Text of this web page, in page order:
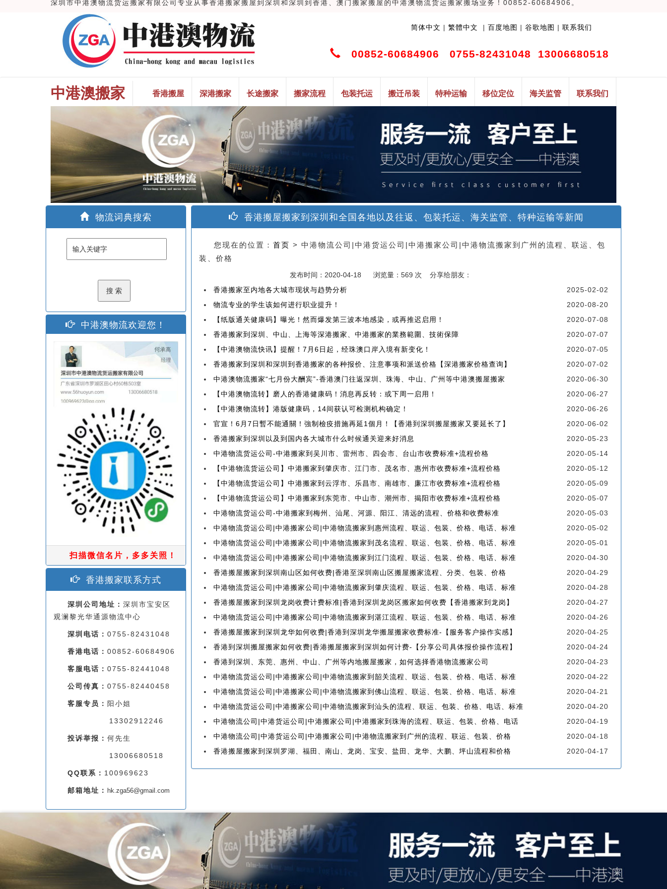
深圳市中港澳物流货运搬家有限公司专业从事香港搬家搬屋到深圳和深圳到香港、澳门搬家搬屋的中港澳物流货运搬家搬场业务！00852-60684906。
简体中文 | 繁體中文 | 百度地图 | 谷歌地图 | 联系我们
00852-60684906 0755-82431048 13006680518
中港澳搬家 香港搬屋 深港搬家 长途搬家 搬家流程 包装托运 搬迁吊装 特种运输 移位定位 海关监管 联系我们
物流词典搜索
中港澳物流欢迎您！
扫描微信名片，多多关照！
香港搬家联系方式
深圳公司地址： 深圳市宝安区
观澜黎光华通源物流中心
深圳电话： 0755-82431048
香港电话： 00852-60684906
客服电话： 0755-82441048
公司传真： 0755-82440458
客服专员： 阳小姐
13302912246
投诉举报： 何先生
13006680518
QQ联系： 100969623
邮箱地址： hk.zga56@gmail.com
香港搬屋搬家到深圳和全国各地以及往返、包装托运、海关监管、特种运输等新闻
您现在的位置： 首页 > 中港物流公司|中港货运公司|中港搬家公司|中港物流搬家到广州的流程、联运、包
装、价格
发布时间：2020-04-18 浏览量：569 次 分享给朋友：
香港搬家至内地各大城市现状与趋势分析
2025-02-02
物流专业的学生该如何进行职业提升！
2020-08-20
【纸版通关健康码】曝光！然而爆发第三波本地感染，或再推迟启用！
2020-07-08
香港搬家到深圳、中山、上海等深港搬家、中港搬家的業務範圍、技術保障
2020-07-07
【中港澳物流快讯】提醒！7月6日起，经珠澳口岸入境有新变化！
2020-07-05
香港搬家到深圳和深圳到香港搬家的各种报价、注意事项和派送价格【深港搬家价格查询】
2020-07-02
中港澳物流搬家“七月份大酬宾”-香港澳门往返深圳、珠海、中山、广州等中港澳搬屋搬家
2020-06-30
【中港澳物流转】磨人的香港健康码！消息再反转：或下周一启用！
2020-06-27
【中港澳物流转】港版健康码，14间获认可检测机构确定！
2020-06-26
官宣！6月7日暫不能通關！強制檢疫措施再延1個月！【香港到深圳搬屋搬家又要延长了】
2020-06-02
香港搬家到深圳以及到国内各大城市什么时候通关迎来好消息
2020-05-23
中港物流货运公司-中港搬家到吴川市、雷州市、四会市、台山市收费标准+流程价格
2020-05-14
【中港物流货运公司】中港搬家到肇庆市、江门市、茂名市、惠州市收费标准+流程价格
2020-05-12
【中港物流货运公司】中港搬家到云浮市、乐昌市、南雄市、廉江市收费标准+流程价格
2020-05-09
【中港物流货运公司】中港搬家到东莞市、中山市、潮州市、揭阳市收费标准+流程价格
2020-05-07
中港物流货运公司-中港搬家到梅州、汕尾、河源、阳江、清远的流程、价格和收费标准
2020-05-03
中港物流货运公司|中港搬家公司|中港物流搬家到惠州流程、联运、包装、价格、电话、标准
2020-05-02
中港物流货运公司|中港搬家公司|中港物流搬家到茂名流程、联运、包装、价格、电话、标准
2020-05-01
中港物流货运公司|中港搬家公司|中港物流搬家到江门流程、联运、包装、价格、电话、标准
2020-04-30
香港搬屋搬家到深圳南山区如何收费|香港至深圳南山区搬屋搬家流程、分类、包装、价格
2020-04-29
中港物流货运公司|中港搬家公司|中港物流搬家到肇庆流程、联运、包装、价格、电话、标准
2020-04-28
香港搬屋搬家到深圳龙岗收费计费标准|香港到深圳龙岗区搬家如何收费【香港搬家到龙岗】
2020-04-27
中港物流货运公司|中港搬家公司|中港物流搬家到湛江流程、联运、包装、价格、电话、标准
2020-04-26
香港搬屋搬家到深圳龙华如何收费|香港到深圳龙华搬屋搬家收费标准-【服务客户操作实感】
2020-04-25
香港到深圳搬屋搬家如何收费|香港搬屋搬家到深圳如何计费-【分享公司具体报价操作流程】
2020-04-24
香港到深圳、东莞、惠州、中山、广州等内地搬屋搬家，如何选择香港物流搬家公司
2020-04-23
中港物流货运公司|中港搬家公司|中港物流搬家到韶关流程、联运、包装、价格、电话、标准
2020-04-22
中港物流货运公司|中港搬家公司|中港物流搬家到佛山流程、联运、包装、价格、电话、标准
2020-04-21
中港物流货运公司|中港搬家公司|中港物流搬家到汕头的流程、联运、包装、价格、电话、标准
2020-04-20
中港物流公司|中港货运公司|中港搬家公司|中港搬家到珠海的流程、联运、包装、价格、电话
2020-04-19
中港物流公司|中港货运公司|中港搬家公司|中港物流搬家到广州的流程、联运、包装、价格
2020-04-18
香港搬屋搬家到深圳罗湖、福田、南山、龙岗、宝安、盐田、龙华、大鹏、坪山流程和价格
2020-04-17